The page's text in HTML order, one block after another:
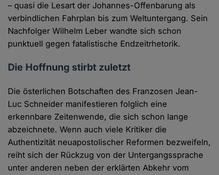
– quasi die Lesart der Johannes-Offenbarung als
verbindlichen Fahrplan bis zum Weltuntergang. Sein
Nachfolger Wilhelm Leber wandte sich schon
punktuell gegen fatalistische Endzeitrhetorik.
Die Hoffnung stirbt zuletzt
Die österlichen Botschaften des Franzosen Jean-
Luc Schneider manifestieren folglich eine
erkennbare Zeitenwende, die sich schon lange
abzeichnete. Wenn auch viele Kritiker die
Authentizität neuapostolischer Reformen bezweifeln,
reiht sich der Rückzug von der Untergangssprache
unter anderen neben der erklärten Abkehr vom